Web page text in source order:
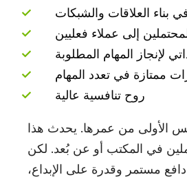
بناء العلاقات والشبكات
إلى عملاء فعليين
لإنجاز المهام المطلوبة
ممتازة في تعدد المهام
روح تنافسية عالية
الأولى من عمرها. يحدث هذا
في المكتب أو عن بُعد. لكن
مستمر وقدرة على الإبداع،